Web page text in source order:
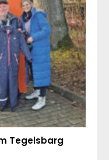
Tegelsbarg